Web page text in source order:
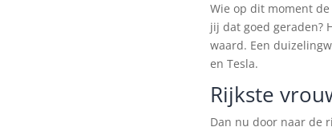
Wie op dit moment
jij dat goed geraden?
waard. Een
en Tesla.
Rijkste
Dan nu door naar de